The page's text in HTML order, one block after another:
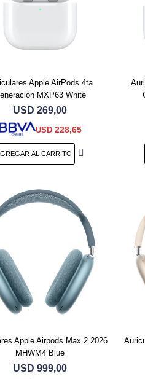
Apple AirPods 4ta
MXP63 White
USD 269,00
USD 228,65
Apple Airpods Max 2 2026
MHWM4 Blue
USD 999,00